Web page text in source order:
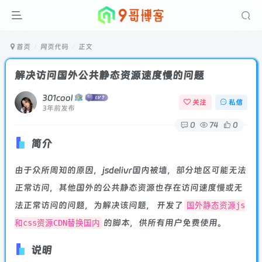
首页 网页代码 正文
解决访问国外公共静态资源速度慢的问题
301cool
3年前发布
关注 私信
0 74 0
简介
由于众所周知的原因，jsdelivr国内被墙，部分地区可能无法
正常访问，其他国外的公共静态资源也存在访问速度慢或无
法正常访问的问题，为解决该问题， 开发了
国外静态资源js
和css资源CDN替换国内 的脚本，供所有用户免费使用。
说明